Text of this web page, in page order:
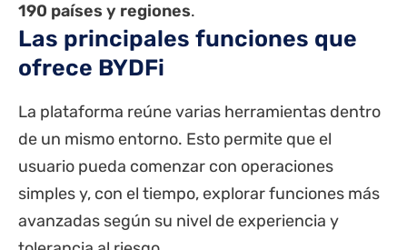
190 países y regiones.
Las principales funciones que
ofrece BYDFi
La plataforma reúne varias herramientas dentro
de un mismo entorno. Esto permite que el
usuario pueda comenzar con operaciones
simples y, con el tiempo, explorar funciones más
avanzadas según su nivel de experiencia y